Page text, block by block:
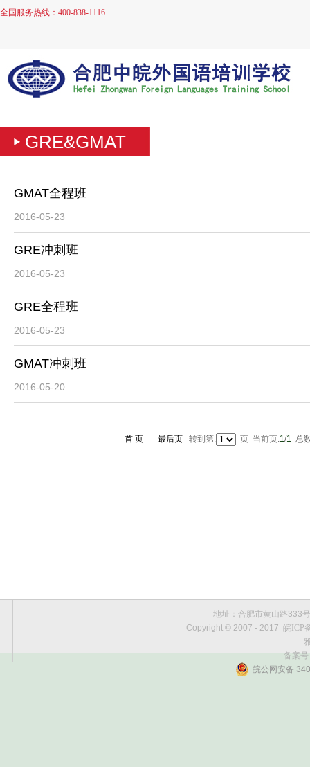
全国服务热线：400-838-1116
GRE&GMAT
GMAT全程班
2016-05-23
GRE冲刺班
2016-05-23
GRE全程班
2016-05-23
GMAT冲刺班
2016-05-20
首 页 最后页转到第: 页 当前页:1/1 总
地址：合肥市黄山路333
Copyright © 2007 - 2017 皖ICP
备案
皖公网安备